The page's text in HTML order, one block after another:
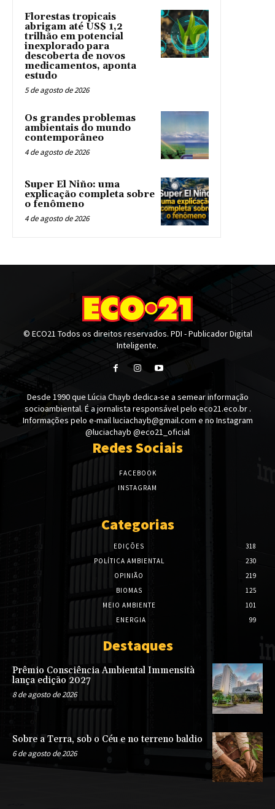
Florestas tropicais
abrigam até US$ 1,2
trilhão em potencial
inexplorado para
descoberta de novos
medicamentos, aponta
estudo
5 de agosto de 2026
Os grandes problemas
ambientais do mundo
contemporâneo
4 de agosto de 2026
Super El Niño: uma
explicação completa sobre
o fenômeno
4 de agosto de 2026
© ECO21 Todos os direitos reservados. PDI - Publicador Digital
Inteligente.
Desde 1990 que Lúcia Chayb dedica-se a semear informação
socioambiental. É a jornalista responsável pelo eco21.eco.br .
Informações pelo e-mail luciachayb@gmail.com e no Instagram
@luciachayb @eco21_oficial
Redes Sociais
FACEBOOK
INSTAGRAM
Categorias
EDIÇÕES
318
POLÍTICA AMBIENTAL
230
OPINIÃO
219
BIOMAS
125
MEIO AMBIENTE
101
ENERGIA
99
Destaques
Prêmio Consciência Ambiental Immensità
lança edição 2027
8 de agosto de 2026
Sobre a Terra, sob o Céu e no terreno baldio
6 de agosto de 2026